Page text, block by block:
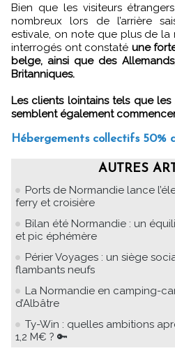
Bien que les visiteurs
nombreux lors de l’arrière
estivale, on note que plus de la
interrogés ont constaté une
belge, ainsi que des
Britanniques.
Les clients lointains tels que les
semblent également
Hébergements collectifs 50%
AUTRES
Ports de Normandie lance
ferry et croisière
Bilan été Normandie : un
et pic éphémère
Périer Voyages : un siège
flambants neufs
La Normandie en camping-
d’Albâtre
Ty-Win : quelles ambitions
1,2 M€ ? 🔑